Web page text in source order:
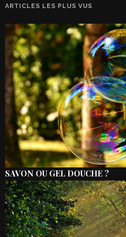
ARTICLES LES PLUS VUS
SAVON OU GEL DOUCHE ?